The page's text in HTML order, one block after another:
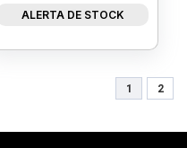
ALERTA DE STOCK
1 2